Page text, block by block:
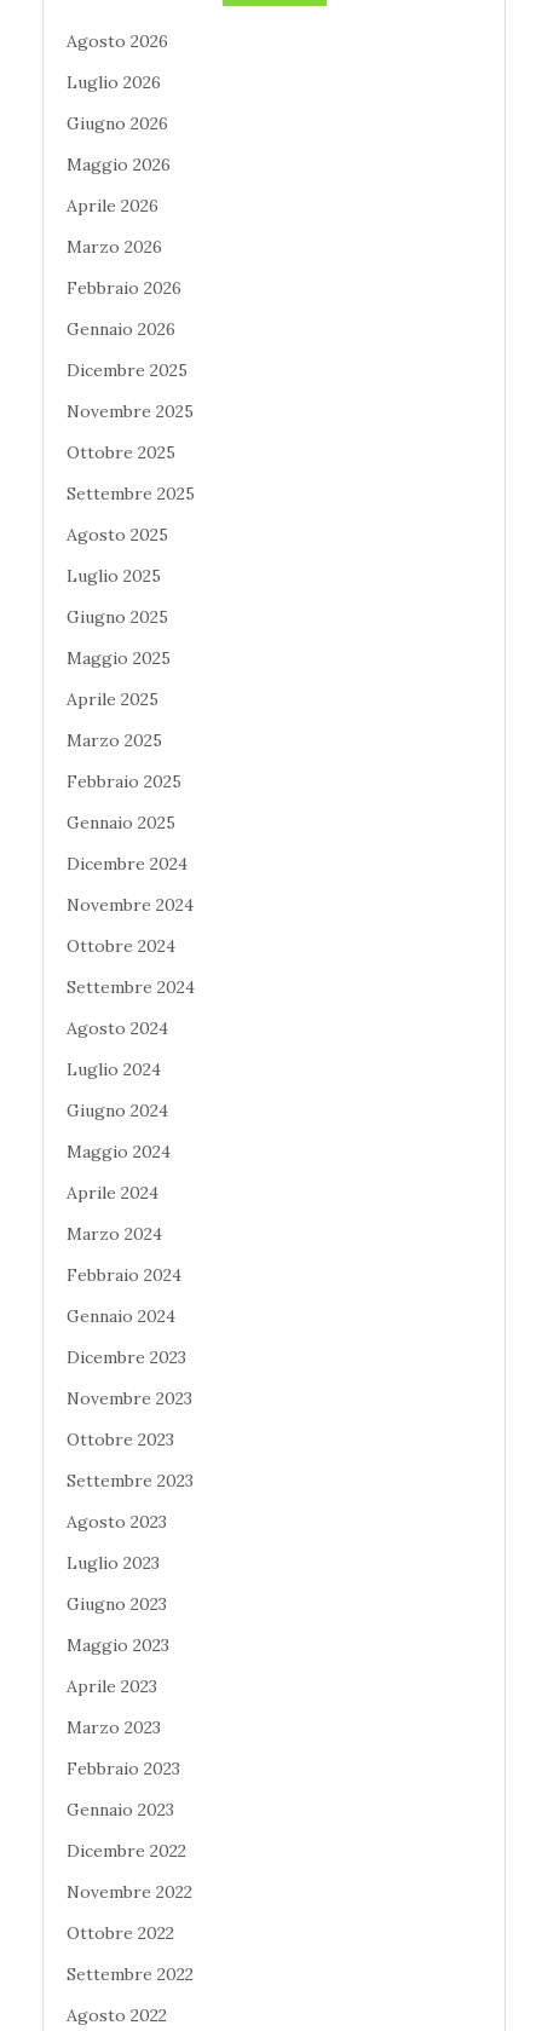
Agosto 2026
Luglio 2026
Giugno 2026
Maggio 2026
Aprile 2026
Marzo 2026
Febbraio 2026
Gennaio 2026
Dicembre 2025
Novembre 2025
Ottobre 2025
Settembre 2025
Agosto 2025
Luglio 2025
Giugno 2025
Maggio 2025
Aprile 2025
Marzo 2025
Febbraio 2025
Gennaio 2025
Dicembre 2024
Novembre 2024
Ottobre 2024
Settembre 2024
Agosto 2024
Luglio 2024
Giugno 2024
Maggio 2024
Aprile 2024
Marzo 2024
Febbraio 2024
Gennaio 2024
Dicembre 2023
Novembre 2023
Ottobre 2023
Settembre 2023
Agosto 2023
Luglio 2023
Giugno 2023
Maggio 2023
Aprile 2023
Marzo 2023
Febbraio 2023
Gennaio 2023
Dicembre 2022
Novembre 2022
Ottobre 2022
Settembre 2022
Agosto 2022